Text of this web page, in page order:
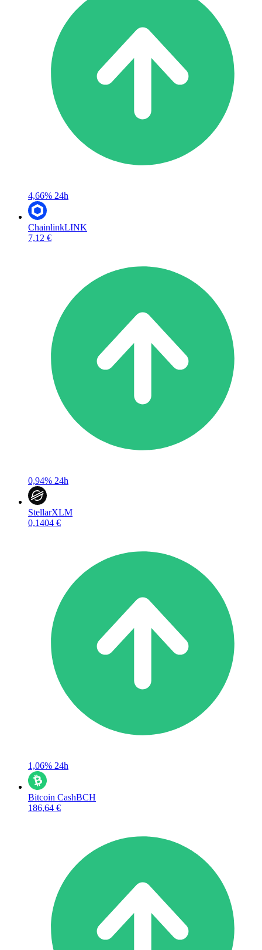
4,66% 24h
ChainlinkLINK
7,12 €
0,94% 24h
StellarXLM
0,1404 €
1,06% 24h
Bitcoin CashBCH
186,64 €